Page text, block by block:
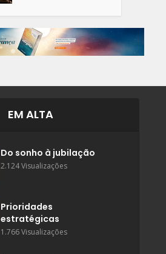
EM ALTA
Do sonho à jubilação
2.124 Visualizações
Prioridades
estratégicas
1.766 Visualizações